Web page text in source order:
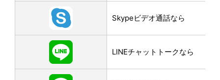
Skypeビデオ通話なら
LINEチャットトークなら